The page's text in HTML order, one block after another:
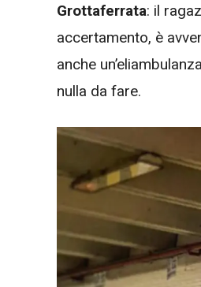
Grottaferrata: il
accertamento, è
anche
nulla da fare.